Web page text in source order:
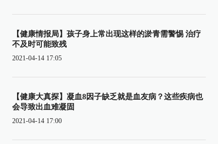
【健康情报局】孩子身上常出现这样的淤青需警惕 治疗
不及时可能致残
2021-04-14 17:05
【健康大真探】凝血8因子缺乏就是血友病？这些疾病也
会导致出血难凝固
2021-04-14 17:00